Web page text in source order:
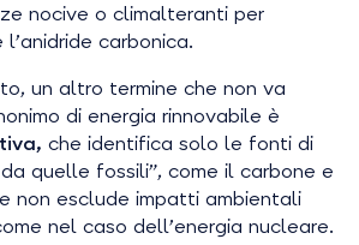
nocive o climalteranti per
l’anidride carbonica.
un altro termine che non va
di energia rinnovabile è
che identifica solo le fonti di
quelle fossili”, come il carbone e
non esclude impatti ambientali
nel caso dell’energia nucleare.